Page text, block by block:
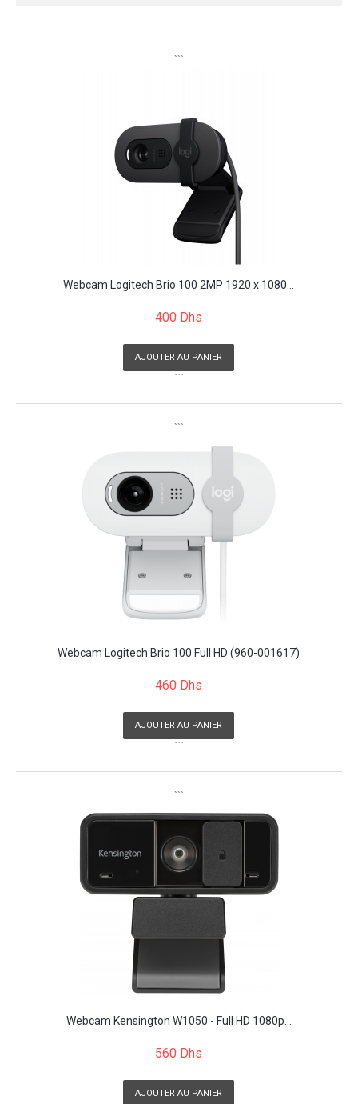
```
Webcam Logitech Brio 100 2MP 1920 x 1080...
400 Dhs
AJOUTER AU PANIER
```
```
Webcam Logitech Brio 100 Full HD (960-001617)
460 Dhs
AJOUTER AU PANIER
```
```
Webcam Kensington W1050 - Full HD 1080p...
560 Dhs
AJOUTER AU PANIER